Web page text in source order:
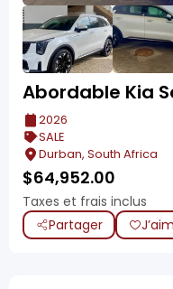
Abordable Kia
2026
SALE
Durban, South Africa
$64,952.00
Taxes et frais inclus
Partager